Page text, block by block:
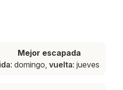
Mejor escapada
ida: domingo,vuelta: jueves